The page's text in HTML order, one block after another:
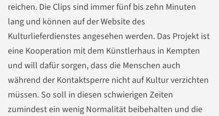
reichen. Die Clips sind immer fünf bis zehn Minuten
lang und können auf der Website des
Kulturlieferdienstes angesehen werden. Das Projekt ist
eine Kooperation mit dem Künstlerhaus in Kempten
und will dafür sorgen, dass die Menschen auch
während der Kontaktsperre nicht auf Kultur verzichten
müssen. So soll in diesen schwierigen Zeiten
zumindest ein wenig Normalität beibehalten und die